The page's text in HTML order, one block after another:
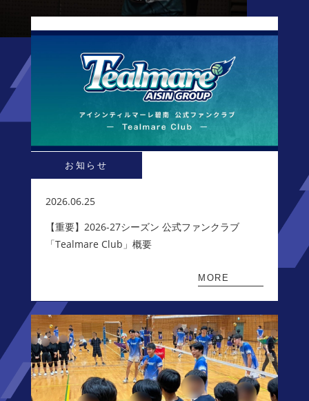
お知らせ
2026.06.25
【重要】2026-27シーズン 公式ファンクラブ
「Tealmare Club」概要
MORE